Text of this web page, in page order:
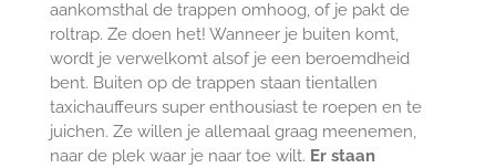
aankomsthal de trappen omhoog, of je pakt de
roltrap. Ze doen het! Wanneer je buiten komt,
wordt je verwelkomt alsof je een beroemdheid
bent. Buiten op de trappen staan tientallen
taxichauffeurs super enthousiast te roepen en te
juichen. Ze willen je allemaal graag meenemen,
naar de plek waar je naar toe wilt. Er staan